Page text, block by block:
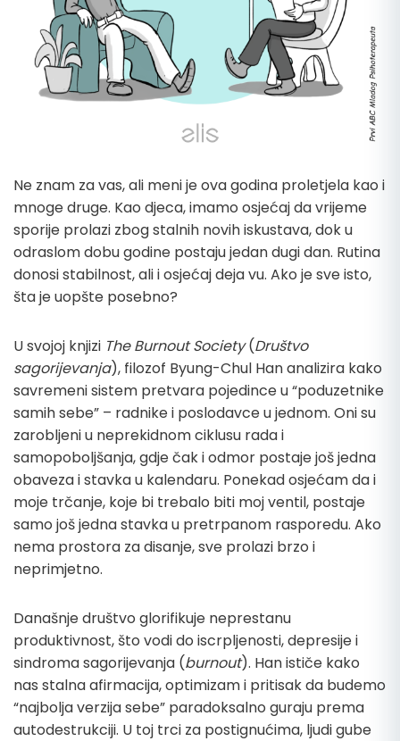
Ne znam za vas, ali meni je ova godina proletjela kao i
mnoge druge. Kao djeca, imamo osjećaj da vrijeme
sporije prolazi zbog stalnih novih iskustava, dok u
odraslom dobu godine postaju jedan dugi dan. Rutina
donosi stabilnost, ali i osjećaj deja vu. Ako je sve isto,
šta je uopšte posebno?
U svojoj knjizi The Burnout Society(Društvo
sagorijevanja), filozof Byung-Chul Han analizira kako
savremeni sistem pretvara pojedince u “poduzetnike
samih sebe” – radnike i poslodavce u jednom. Oni su
zarobljeni u neprekidnom ciklusu rada i
samopoboljšanja, gdje čak i odmor postaje još jedna
obaveza i stavka u kalendaru. Ponekad osjećam da i
moje trčanje, koje bi trebalo biti moj ventil, postaje
samo još jedna stavka u pretrpanom rasporedu. Ako
nema prostora za disanje, sve prolazi brzo i
neprimjetno.
Današnje društvo glorifikuje neprestanu
produktivnost, što vodi do iscrpljenosti, depresije i
sindroma sagorijevanja (burnout). Han ističe kako
nas stalna afirmacija, optimizam i pritisak da budemo
“najbolja verzija sebe” paradoksalno guraju prema
autodestrukciji. U toj trci za postignućima, ljudi gube